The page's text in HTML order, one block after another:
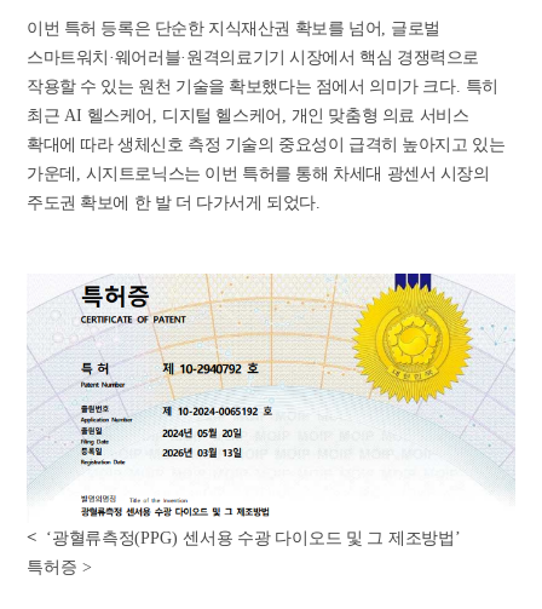
이번 특허 등록은 단순한 지식재산권 확보를 넘어 , 글로벌
스마트워치 ·웨어러블· 원격의료기기 시장에서 핵심 경쟁력으로
작용할 수 있는 원천 기술을 확보했다는 점에서 의미가 크다. 특히
최근 AI 헬스케어 , 디지털 헬스케어 , 개인 맞춤형 의료 서비스
확대에 따라 생체신호 측정 기술의 중요성이 급격히 높아지고 있는
가운데 , 시지트로닉스는 이번 특허를 통해 차세대 광센서 시장의
주도권 확보에 한 발 더 다가서게 되었다.
< ‘광혈류측정(PPG)센서용 수광 다이오드 및 그 제조방법’
특허증 >